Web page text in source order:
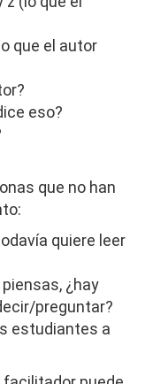
que el autor
eso?
que no han
quiere leer
¿hay
preguntar?
estudiantes a